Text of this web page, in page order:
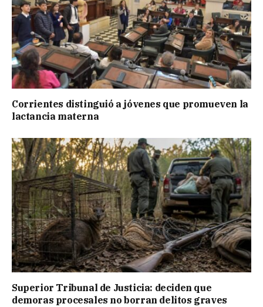
Corrientes distinguió a jóvenes que promueven la
lactancia materna
Superior Tribunal de Justicia: deciden que
demoras procesales no borran delitos graves